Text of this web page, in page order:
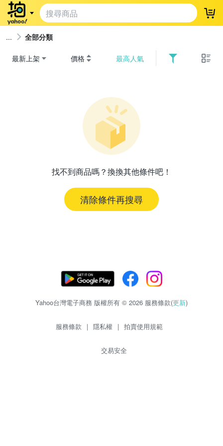
登
全部分類
最新上架 價格 最高人氣
找不到商品嗎？換換其他條件吧！
清除條件再搜尋
Yahoo台灣電子商務 版權所有 © 2026 服務條款(更新)
服務條款 | 隱私權 | 拍賣使用規範
交易安全